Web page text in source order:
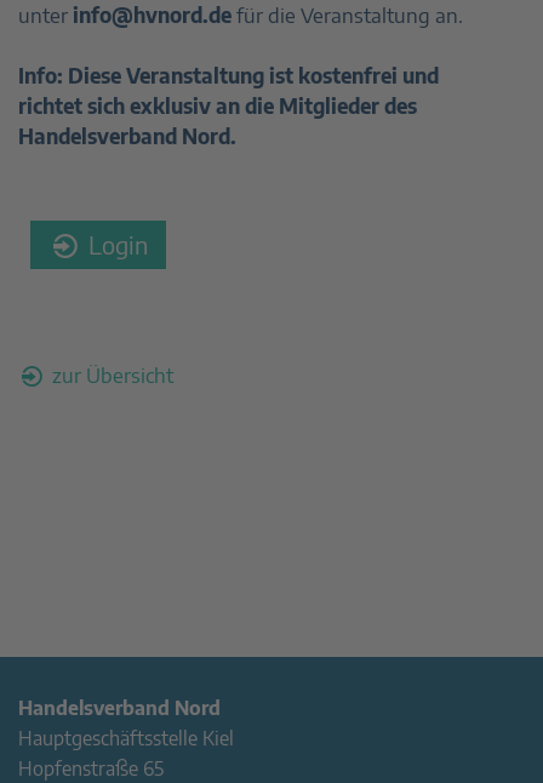
unter info@hvnord.defür die Veranstaltung an.
Info: Diese Veranstaltung ist kostenfrei und
richtet sich exklusiv an die Mitglieder des
Handelsverband Nord.
Login
zur Übersicht
Handelsverband Nord
Hauptgeschäftsstelle Kiel
Hopfenstraße 65